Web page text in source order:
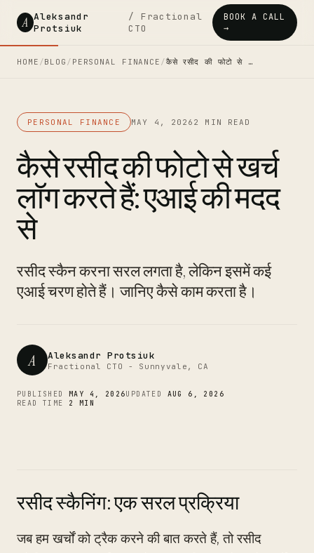
A Aleksandr
Protsiuk
/ Fractional
CTO
BOOK A CALL
→
HOME /BLOG / PERSONAL FINANCE /कैसे रसीद की फोटो से …
PERSONAL FINANCE MAY 4, 2026 2 MIN READ
कैसे रसीद की फोटो से खर्च
लॉग करते हैं: एआई की मदद
से
रसीद स्कैन करना सरल लगता है, लेकिन इसमें कई
एआई चरण होते हैं। जानिए कैसे काम करता है।
A Aleksandr Protsiuk
Fractional CTO - Sunnyvale, CA
PUBLISHED MAY 4, 2026UPDATED AUG 6, 2026
READ TIME 2 MIN
रसीद स्कैनिंग: एक सरल प्रक्रिया
जब हम खर्चों को ट्रैक करने की बात करते हैं, तो रसीद